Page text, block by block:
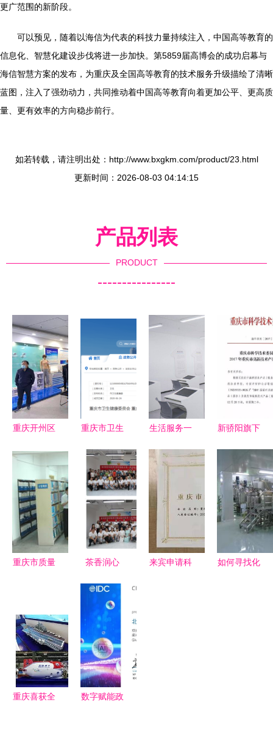
更广范围的新阶段。
可以预见，随着以海信为代表的科技力量持续注入，中国高等教育的
信息化、智慧化建设步伐将进一步加快。第5859届高博会的成功启幕与
海信智慧方案的发布，为重庆及全国高等教育的技术服务升级描绘了清晰
蓝图，注入了强劲动力，共同推动着中国高等教育向着更加公平、更高质
量、更有效率的方向稳步前行。
如若转载，请注明出处：http://www.bxgkm.com/product/23.html
更新时间：2026-08-03 04:14:15
产品列表
PRODUCT
----------------
重庆开州区
团莅临蓝创
科技，共探
数字医疗与
技术服务新
路径
重庆市卫生
称申报评审
补充政策解
读
生活服务一
千万家——
打造川渝司
机的“专属
空间”
新骄阳旗下
获2017年
重庆市高新
技术产品
（服务）认
定
重庆市质量
提升技术服
务水平，助
力重庆高质
量发展
茶香润心
——重庆市
成功举办首
期肢残人茶
艺师技能培
训活动
来宾申请科
如何寻找化
重庆喜获全
数字赋能政